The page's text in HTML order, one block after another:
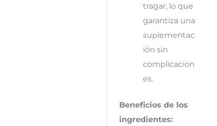
tragar, lo que
garantiza una
suplementac
ión sin
complicacion
es.
Beneficios de los
ingredientes: